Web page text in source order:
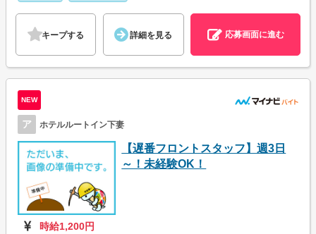
キープする 詳細を見る 応募画面に進む
NEW
ア ホテルルートイン下妻
【遅番フロントスタッフ】週3日
～！未経験OK！
時給1,200円